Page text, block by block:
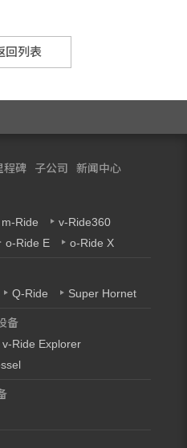
回列表
程碑 子公司 新闻中心
m-Ride
v-Ride360
o-Ride E o-Ride X
Q-Ride Super Hornet
备
v-Ride Explorer